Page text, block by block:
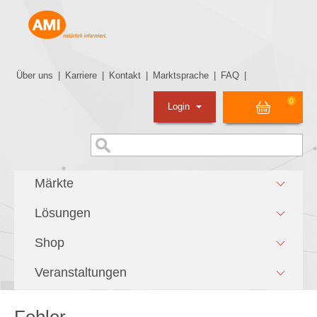
Über uns Karriere Kontakt Marktsprache FAQ
0
Login
Märkte
Lösungen
Shop
Veranstaltungen